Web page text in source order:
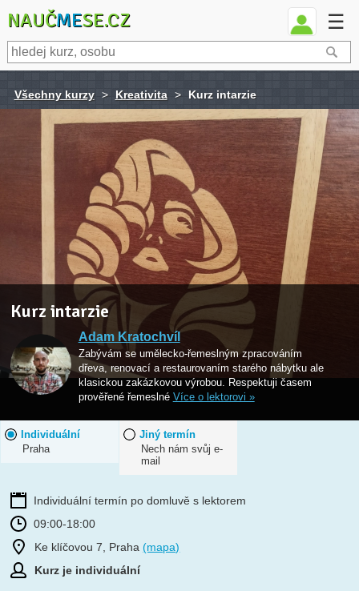
NAUČMESE.CZ ☰
Všechny kurzy > Kreativita > Kurz intarzie
Kurz intarzie
Adam Kratochvíl
Zabývám se umělecko-řemeslným zpracováním
dřeva, renovací a restaurovaním starého nábytku ale
klasickou zakázkovou výrobou. Respektuji časem
prověřené řemeslné Více o lektorovi »
Individuální
Praha
Jiný termín
Nech nám svůj e-
mail
Individuální termín po domluvě s lektorem
09:00-18:00
Ke klíčovou 7, Praha(mapa)
Kurz je individuální